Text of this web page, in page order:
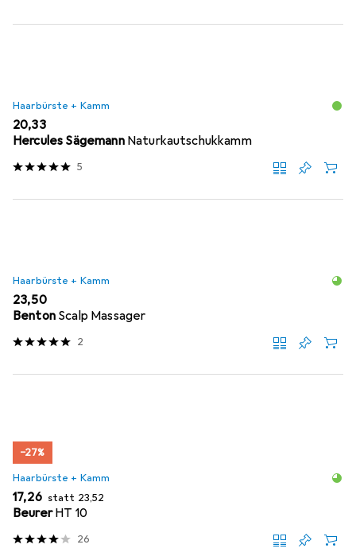
Haarbürste + Kamm
EUR
20,33
Hercules Sägemann Naturkautschukkamm
5
Haarbürste + Kamm
EUR
23,50
Benton Scalp Massager
2
−27%
Haarbürste + Kamm
EUR
17,26 statt EUR
23,52
Beurer HT 10
26